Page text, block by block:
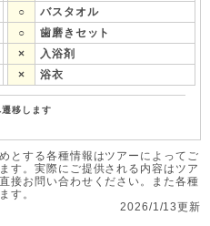
○
バスタオル
○
歯磨きセット
×
入浴剤
× 浴衣
移します
とする各種情報はツアーによってご
す。実際にご提供される内容はツア
接お問い合わせください。また各種
す。
2026/1/13更新